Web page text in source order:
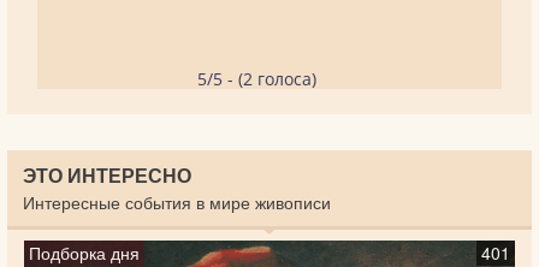
5/5 - (2 голоса)
ЭТО ИНТЕРЕСНО
Интересные события в мире живописи
Подборка дня 401